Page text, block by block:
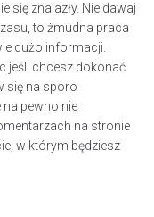
się znalazły. Nie dawaj
to żmudna praca
dużo informacji.
jeśli chcesz dokonać
się na sporo
pewno nie
na stronie
w którym będziesz